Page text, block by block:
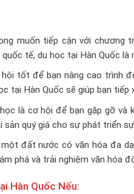
muốn tiếp cận với chương
tế, du học tại Hàn Quốc là
hội tốt để bạn nâng cao trình
tại Hàn Quốc sẽ giúp bạn tiếp
là cơ hội để bạn gặp gỡ và
quý giá cho sự phát triển
một đất nước có văn hóa đa
phá và trải nghiệm văn hóa
Hàn Quốc Nếu: